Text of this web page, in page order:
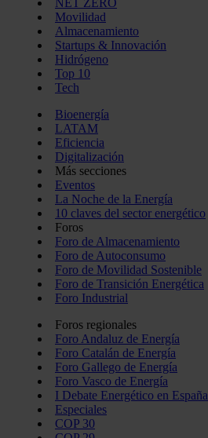
NET ZERO
Movilidad
Almacenamiento
Startups & Innovación
Hidrógeno
Top 10
Tech
Bioenergía
LATAM
Eficiencia
Digitalización
Más secciones
Eventos
La Noche de la Energía
10 claves del sector energético
Foros
Foro de Almacenamiento
Foro de Autoconsumo
Foro de Movilidad Sostenible
Foro de Transición Energética
Foro Industrial
Foros regionales
Foro Andaluz de Energía
Foro Catalán de Energía
Foro Gallego de Energía
Foro Vasco de Energía
I Debate Energético en España
Especiales
COP 30